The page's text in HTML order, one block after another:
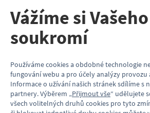
45 Kč
Magnetka čelní
orientace T3 – linka 22
Vážíme si Vašeho
soukromí
Používáme cookies a obdobné technologie
fungování webu a pro účely analýzy provozu
Informace o užívání našich stránek sdílíme s
partnery. Výběrem „Přijmout vše“ udělujete
všech volitelných druhů cookies pro tyto